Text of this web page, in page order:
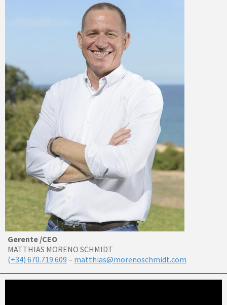
Gerente /CEO
MATTHIAS MORENO SCHMIDT
(+34) 670.719.609 – matthias@morenoschmidt.com